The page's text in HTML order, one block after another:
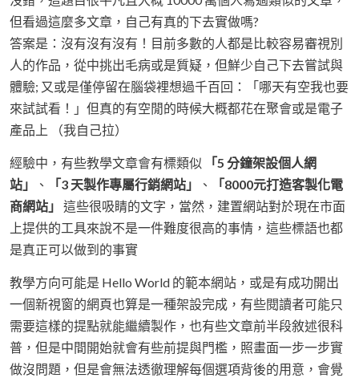
但看過這麼多文章，自己有真的下去實做嗎?
答案是：沒有沒有沒有！目前多數的人都是比較容易審視別
人的作品，從中挑出毛病或是質疑，但鮮少自己下去嘗試與
體驗; 又或是僅停留在腦袋裡想過千百回：「哪天有空我也要
來試試看！」但真的有空閒的時候大概都花在聚會或是電子
產品上 （我自己拉）
經驗中，有些教學文章會有標類似
「5 分鐘架設個人網
站」
、 「3 天製作專屬行銷網站」 、
「8000元打造客製化電
商網站」
這些很吸睛的文字，當然，建置網站對於現在市面
上提供的工具來說不是一件難度很高的事情，這些標語也都
是真正可以做到的事實
教學方向可能是 Hello World 的範本網站，或是有成功開出
一個新視窗的網頁也算是一種架設完成，有些閱讀者可能只
需要這樣的提點就能繼續製作，也有些文章前半段敘述很科
普，但是中間開始就會有些前提與門檻，照畫面一步一步實
做沒問題，但是會無法透徹理解每個選項背後的用意，會覺